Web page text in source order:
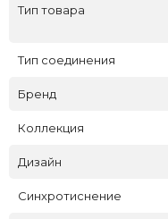
Тип товара
Тип соединения
Бренд
Коллекция
Дизайн
Синхротиснение